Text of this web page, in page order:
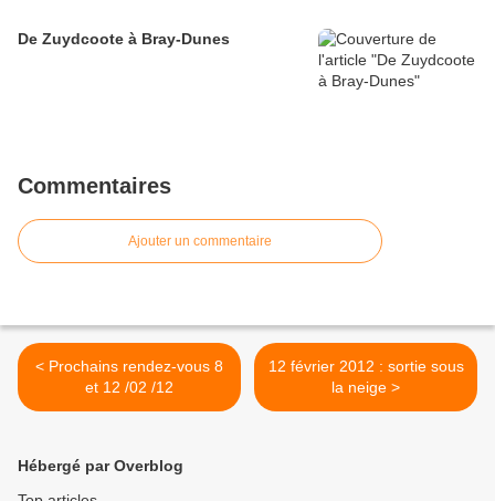
De Zuydcoote à Bray-Dunes
Commentaires
Ajouter un commentaire
< Prochains rendez-vous 8
et 12 /02 /12
12 février 2012 : sortie sous
la neige >
Hébergé par Overblog